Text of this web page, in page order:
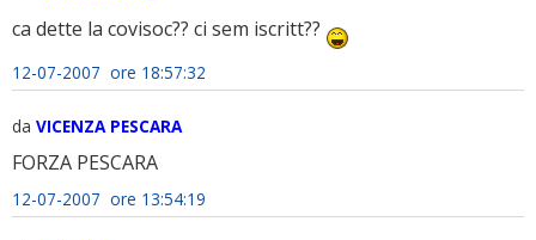
ca dette la covisoc?? ci sem iscritt??
12-07-2007 ore 18:57:32
da VICENZA PESCARA
FORZA PESCARA
12-07-2007 ore 13:54:19